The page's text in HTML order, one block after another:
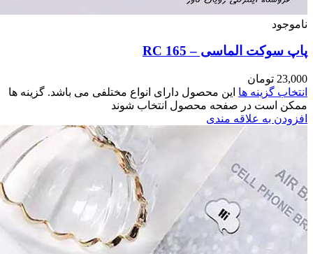
می باشد. گزینه ها